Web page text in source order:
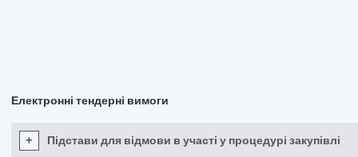
Електронні тендерні вимоги
+ Підстави для відмови в участі у процедурі закупівлі